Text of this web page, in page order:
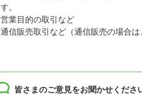
す。
営業目的の取引など
通信販売取引など（通信販売の場合
皆さまのご意見をお聞かせくださ